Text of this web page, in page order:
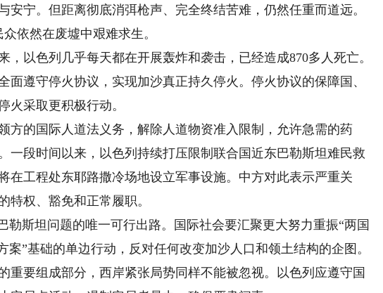
安宁。但距离彻底消弭枪声、完全终结苦难，仍然任重而道远。
依然在废墟中艰难求生。
以色列几乎每天都在开展轰炸和袭击，已经造成870多人死亡。
面遵守停火协议，实现加沙真正持久停火。停火协议的保障国、
火采取更积极行动。
的国际人道法义务，解除人道物资准入限制，允许急需的药
一段时间以来，以色列持续打压限制联合国近东巴勒斯坦难民救
在工程处东耶路撒冷场地设立军事设施。中方对此表示严重关
特权、豁免和正常履职。
斯坦问题的唯一可行出路。国际社会要汇聚更大努力重振“两国
案”基础的单边行动，反对任何改变加沙人口和领土结构的企图。
重要组成部分，西岸紧张局势同样不能被忽视。以色列应遵守国